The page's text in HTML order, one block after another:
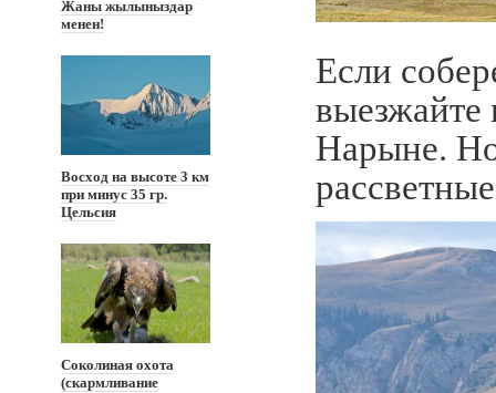
Жаны жылыныздар
менен!
Восход на высоте 3 км
при минус 35 гр.
Цельсия
Соколиная охота
(скармливание
Если
выезжайте
Нарыне. Но